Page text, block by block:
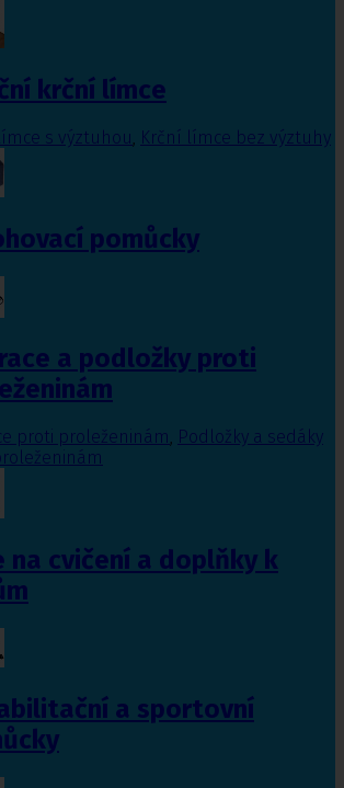
krční límce
s výztuhou Krční límce bez výztuhy
pomůcky
a podložky proti
proti proleženinám, Podložky a sedáky
na cvičení a doplňky k
a sportovní